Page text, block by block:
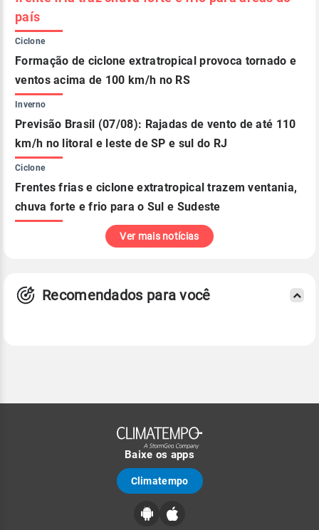
país
Ciclone
Formação de ciclone extratropical provoca tornado e
ventos acima de 100 km/h no RS
Inverno
Previsão Brasil (07/08): Rajadas de vento de até 110
km/h no litoral e leste de SP e sul do RJ
Ciclone
Frentes frias e ciclone extratropical trazem ventania,
chuva forte e frio para o Sul e Sudeste
Ver mais notícias
Recomendados para você
Baixe os apps
Climatempo